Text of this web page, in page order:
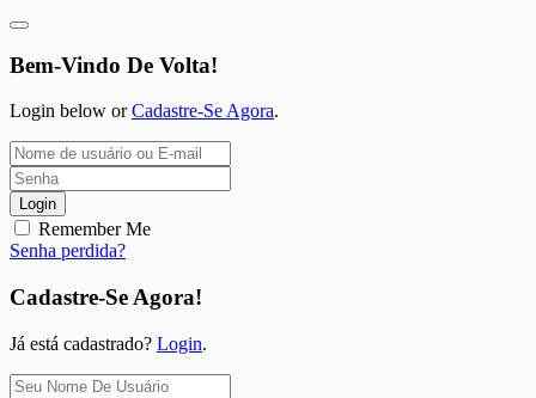
Bem-Vindo De Volta!
Login below orCadastre-Se Agora.
Login
Remember Me
Senha perdida?
Cadastre-Se Agora!
Já está cadastrado? Login.